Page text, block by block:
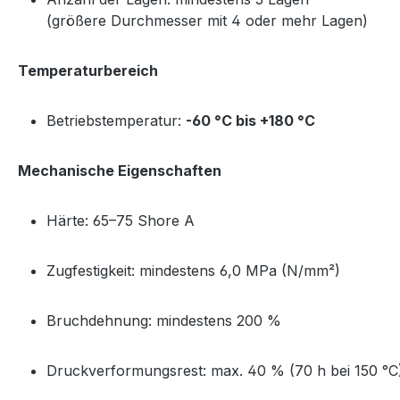
(größere Durchmesser mit 4 oder mehr Lagen)
Temperaturbereich
Betriebstemperatur: -60 °C bis +180 °C
Mechanische Eigenschaften
Härte: 65–75 Shore A
Zugfestigkeit: mindestens 6,0 MPa (N/mm²)
Bruchdehnung: mindestens 200 %
Druckverformungsrest: max. 40 % (70 h bei 150